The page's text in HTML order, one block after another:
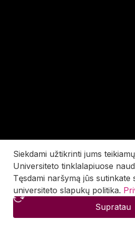
Siekdami užtikrinti jums
Universiteto tinklalapiuose
Tęsdami naršymą jūs sutinkate
universiteto slapukų politika.
Supratau